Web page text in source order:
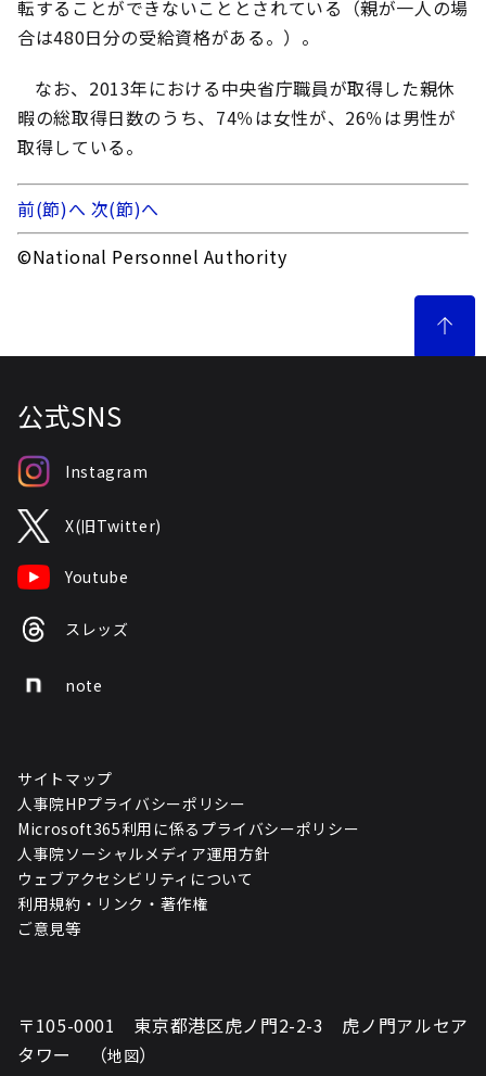
転することができないこととされている（親が一人の場
合は480日分の受給資格がある。）。
なお、2013年における中央省庁職員が取得した親休
暇の総取得日数のうち、74％は女性が、26％は男性が
取得している。
前(節)へ 次(節)へ
©National Personnel Authority
公式SNS
Instagram
X(旧Twitter)
Youtube
スレッズ
note
サイトマップ
人事院HPプライバシーポリシー
Microsoft365利用に係るプライバシーポリシー
人事院ソーシャルメディア運用方針
ウェブアクセシビリティについて
利用規約・リンク・著作権
ご意見等
〒105-0001 東京都港区虎ノ門2-2-3 虎ノ門アルセア
タワー （地図）